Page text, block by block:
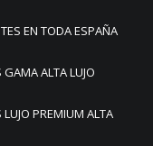
EN TODA ESPAÑA
ALTA LUJO
PREMIUM ALTA